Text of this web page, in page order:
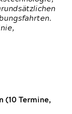
(10 Termine,